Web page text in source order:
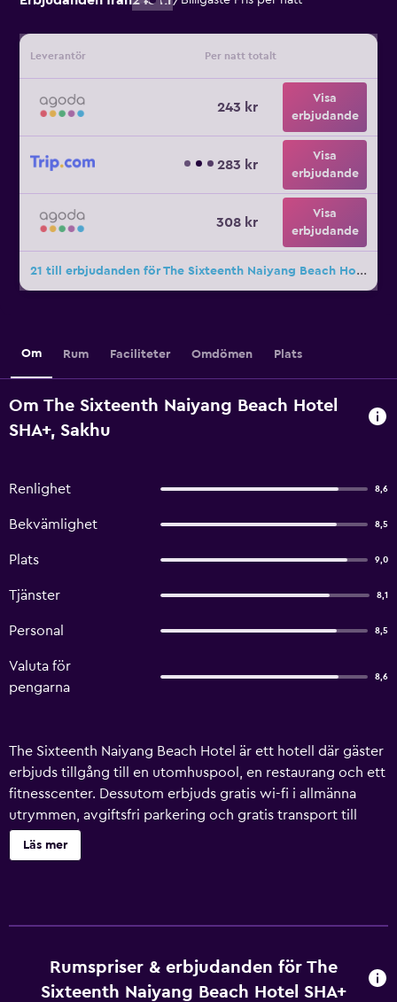
Leverantör Per natt totalt
243 kr
Visa
erbjudande
283 kr
Visa
erbjudande
308 kr
Visa
erbjudande
21 till erbjudanden för The Sixteenth Naiyang Beach Hotel SHA+
Om Rum Faciliteter Omdömen Plats
Om The Sixteenth Naiyang Beach Hotel
SHA+, Sakhu
Renlighet 8,6
Bekvämlighet 8,5
Plats 9,0
Tjänster 8,1
Personal 8,5
Valuta för
pengarna
8,6
The Sixteenth Naiyang Beach Hotel är ett hotell där gäster
erbjuds tillgång till en utomhuspool, en restaurang och ett
fitnesscenter. Dessutom erbjuds gratis wi-fi i allmänna
utrymmen, avgiftsfri parkering och gratis transport till
flygplatsen. Här erbjuds dessutom bland annat en
takterrass, ett kafé och gratis cyklar. The Sixteenth Naiyang
toalettartiklar och hårtorkar. Detta hotell i Sa Khu erbjuder
sina gäster gratis wi-fi. Skrivbord och telefon finns.
Läs mer
Rumspriser & erbjudanden för The
Sixteenth Naiyang Beach Hotel SHA+